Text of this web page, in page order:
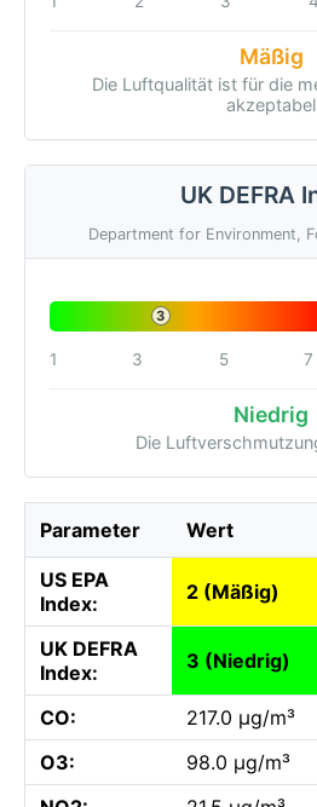
Mäßig
Die Luftqualität ist für die
akzeptabel
UK DEFRA
Department for Environment,
3
1 3 5 7
Niedrig
Die
Parameter Wert
US EPA
Index:
2 (Mäßig)
UK DEFRA
Index:
3 (Niedrig)
CO:
217.0 µg/m³
O3:
98.0 µg/m³